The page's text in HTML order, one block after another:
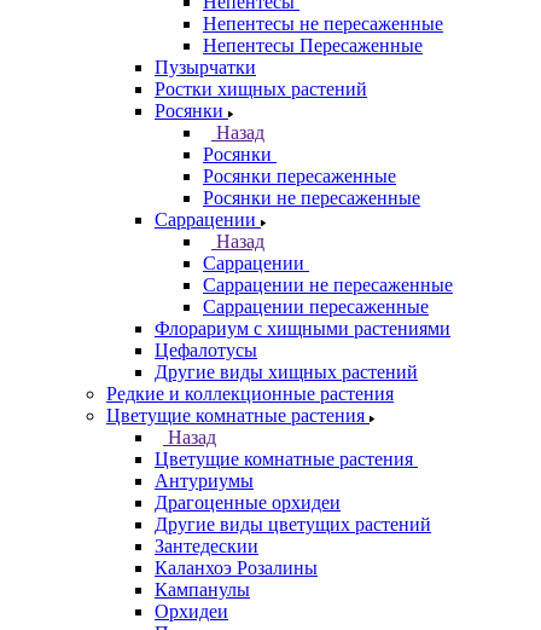
Непентесы не пересаженные
Непентесы Пересаженные
Пузырчатки
Ростки хищных растений
Росянки
Назад
Росянки
Росянки пересаженные
Росянки не пересаженные
Саррацении
Назад
Саррацении
Саррацении не пересаженные
Саррацении пересаженные
Флорариум с хищными растениями
Цефалотусы
Другие виды хищных растений
Редкие и коллекционные растения
Цветущие комнатные растения
Назад
Цветущие комнатные растения
Антуриумы
Драгоценные орхидеи
Другие виды цветущих растений
Зантедескии
Каланхоэ Розалины
Кампанулы
Орхидеи